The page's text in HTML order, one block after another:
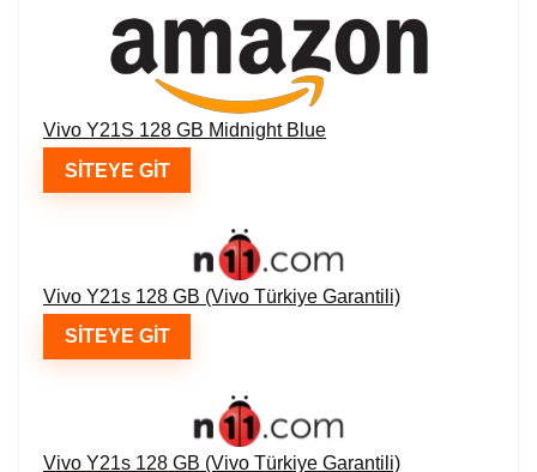
Vivo Y21S 128 GB Midnight Blue
SITEYE GIT
Vivo Y21s 128 GB (Vivo Türkiye Garantili)
SITEYE GIT
Vivo Y21s 128 GB (Vivo Türkiye Garantili)